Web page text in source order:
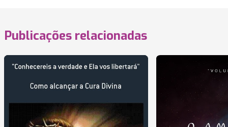
Publicações relacionadas